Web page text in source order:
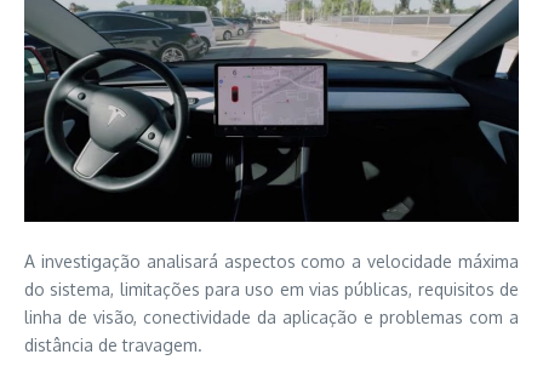
A investigação analisará aspectos como a velocidade máxima
do sistema, limitações para uso em vias públicas, requisitos de
linha de visão, conectividade da aplicação e problemas com a
distância de travagem.